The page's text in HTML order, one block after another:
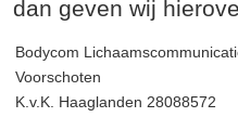
dan geven wij
Bodycom
Voorschoten
K.v.K. Haaglanden 28088572